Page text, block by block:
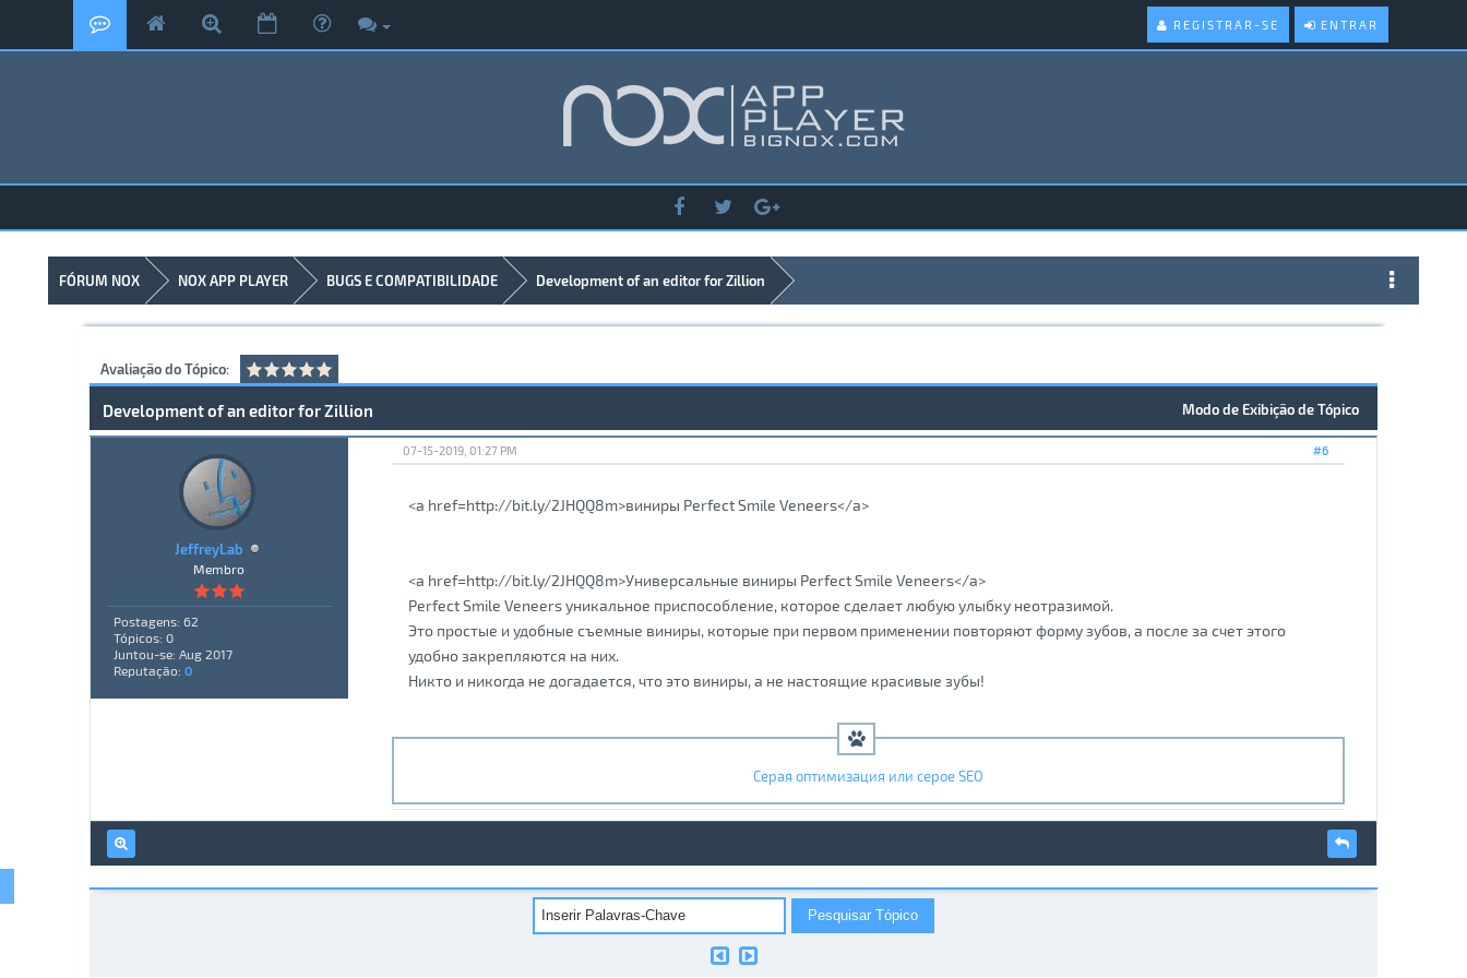
ENTRAR
REGISTRAR-SE
FÓRUM NOX NOX APP PLAYER BUGS E COMPATIBILIDADE Development of an editor for Zillion
Avaliação do Tópico:
Modo de Exibição de Tópico
Development of an editor for Zillion
JeffreyLab
Membro
Postagens: 62
Tópicos: 0
Juntou-se: Aug 2017
Reputação: 0
#6
07-15-2019, 01:27 PM
<a href=http://bit.ly/2JHQQ8m>виниры Perfect Smile Veneers</a>
<a href=http://bit.ly/2JHQQ8m>Универсальные виниры Perfect Smile Veneers</a>
Perfect Smile Veneers уникальное приспособление, которое сделает любую улыбку неотразимой.
Это простые и удобные съемные виниры, которые при первом применении повторяют форму зубов, а после за счет этого
удобно закрепляются на них.
Никто и никогда не догадается, что это виниры, а не настоящие красивые зубы!
Серая оптимизация или серое SEO